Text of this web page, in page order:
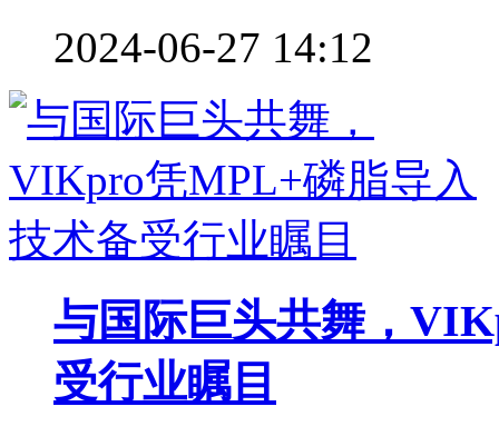
2024-06-27 14:12
与国际巨头共舞，
受行业瞩目